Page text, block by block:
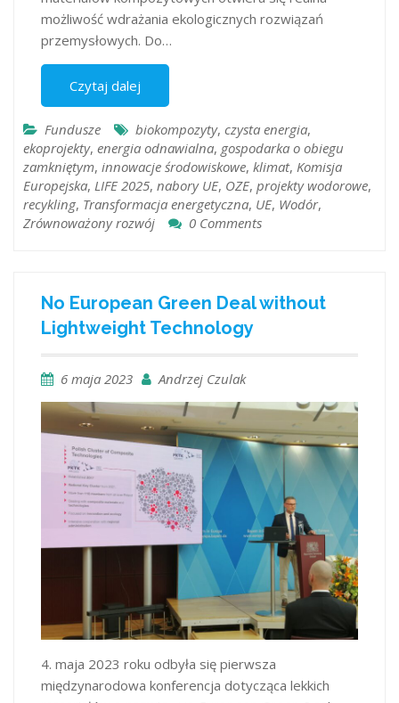
możliwość wdrażania ekologicznych rozwiązań
przemysłowych. Do…
Czytaj dalej
Fundusze biokompozyty, czysta energia,
ekoprojekty, energia odnawialna, gospodarka o obiegu
zamkniętym, innowacje środowiskowe, klimat, Komisja
Europejska, LIFE 2025, nabory UE, OZE, projekty wodorowe,
recykling, Transformacja energetyczna, UE, Wodór,
Zrównoważony rozwój
0 Comments
No European Green Deal without
Lightweight Technology
6 maja 2023 Andrzej Czulak
4. maja 2023 roku odbyła się pierwsza
międzynarodowa konferencja dotycząca lekkich